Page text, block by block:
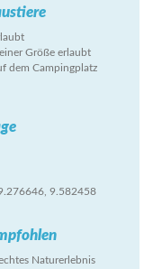
Größe erlaubt
dem Campingplatz
9.582458
Naturerlebnis